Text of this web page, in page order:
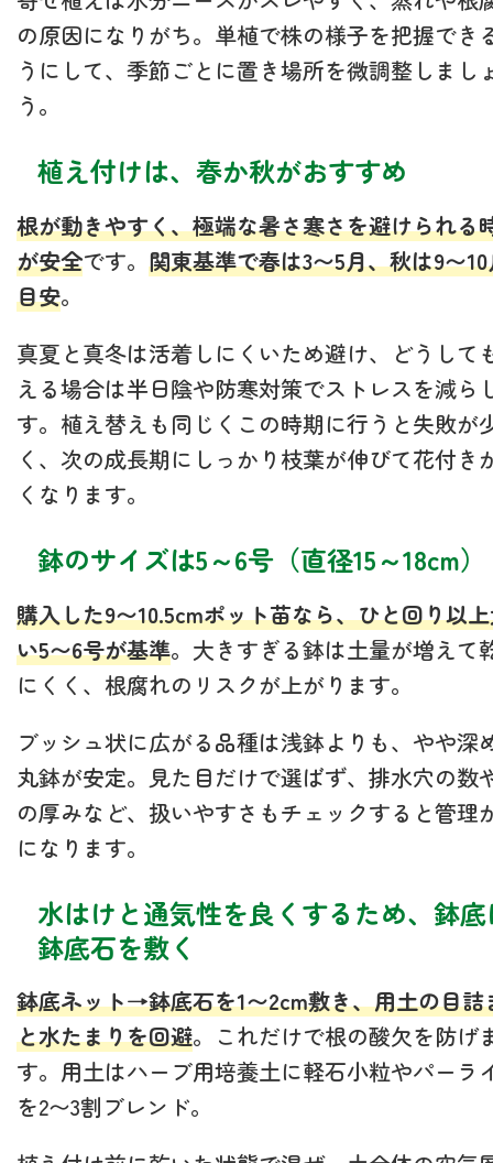
の原因になりがち。単植で株の様子を把握でき
うにして、季節ごとに置き場所を微調整しまし
う。
植え付けは、春か秋がおすすめ
根が動きやすく、極端な暑さ寒さを避けられる
が安全です。 関東基準で春は3〜5月、秋は9〜
目安。
真夏と真冬は活着しにくいため避け、どうして
える場合は半日陰や防寒対策でストレスを減ら
す。植え替えも同じくこの時期に行うと失敗が
く、次の成長期にしっかり枝葉が伸びて花付き
くなります。
鉢のサイズは5～6号（直径15～18cm）
購入した9〜10.5cmポット苗なら、ひと回り以
い5〜6号が基準。大きすぎる鉢は土量が増えて
にくく、根腐れのリスクが上がります。
ブッシュ状に広がる品種は浅鉢よりも、やや深
丸鉢が安定。見た目だけで選ばず、排水穴の数
の厚みなど、扱いやすさもチェックすると管理
になります。
水はけと通気性を良くするため、鉢
鉢底石を敷く
鉢底ネット→鉢底石を1〜2cm敷き、用土の目詰
と水たまりを回避。これだけで根の酸欠を防げ
す。用土はハーブ用培養土に軽石小粒やパーラ
を2〜3割ブレンド。